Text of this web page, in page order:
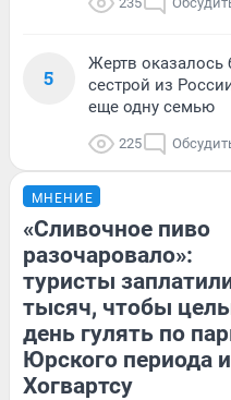
5
Жертв оказалось
сестрой из
еще одну семью
225
МНЕНИЕ
«Сливочное пиво
разочаровало»:
туристы
тысяч, чтобы
день гулять по
Юрского периода и
Хогвартсу